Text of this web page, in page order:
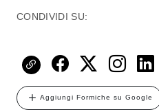
CONDIVIDI SU:
Aggiungi Formiche su Google